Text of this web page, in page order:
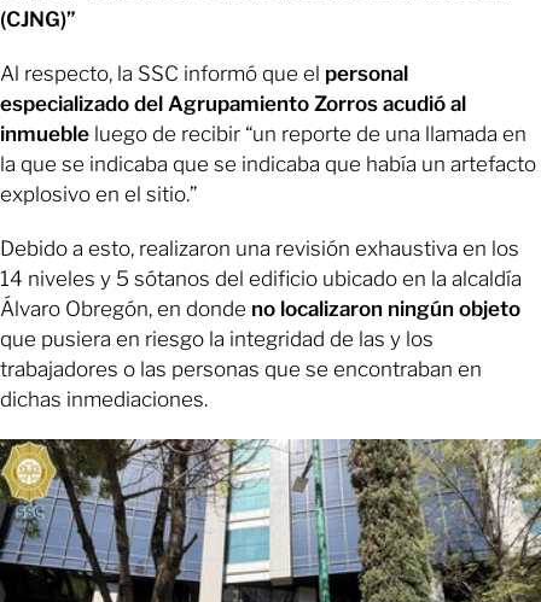
(CJNG)”
Al respecto, la SSC informó que el personal
especializado del Agrupamiento Zorros acudió al
inmueble luego de recibir “un reporte de una llamada en
la que se indicaba que se indicaba que había un artefacto
explosivo en el sitio.”
Debido a esto, realizaron una revisión exhaustiva en los
14 niveles y 5 sótanos del edificio ubicado en la alcaldía
Álvaro Obregón, en donde no localizaron ningún objeto
que pusiera en riesgo la integridad de las y los
trabajadores o las personas que se encontraban en
dichas inmediaciones.